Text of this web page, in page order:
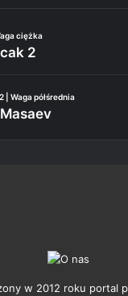
ciężka
2
| Waga półśrednia
w 2012 roku portal